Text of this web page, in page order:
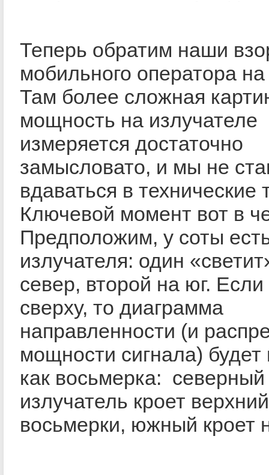
Теперь обратим наши
мобильного оператора
Там более сложная
мощность на излучателе
измеряется достаточно
замысловато, и мы не
вдаваться в технические
Ключевой момент вот в
Предположим, у соты
излучателя: один
север, второй на юг. Если
сверху, то диаграмма
направленности (и
мощности сигнала) будет
как восьмерка: северный
излучатель кроет
восьмерки, южный кроет